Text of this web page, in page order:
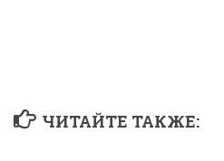
ЧИТАЙТЕ ТАКЖЕ: